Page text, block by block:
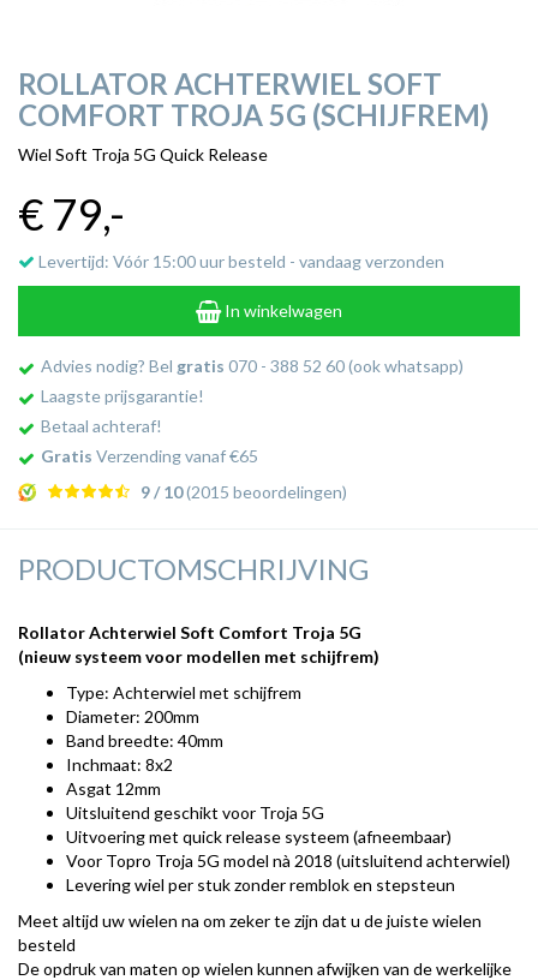
ROLLATOR ACHTERWIEL SOFT
COMFORT TROJA 5G (SCHIJFREM)
Wiel Soft Troja 5G Quick Release
€ 79,-
Levertijd: Vóór 15:00 uur besteld - vandaag verzonden
In winkelwagen
Advies nodig? Bel gratis 070 - 388 52 60 (ook whatsapp)
Laagste prijsgarantie!
Betaal achteraf!
Gratis Verzending vanaf €65
9 / 10(2015 beoordelingen)
PRODUCTOMSCHRIJVING
Rollator Achterwiel Soft Comfort Troja 5G
(nieuw systeem voor modellen met schijfrem)
Type: Achterwiel met schijfrem
Diameter: 200mm
Band breedte: 40mm
Inchmaat: 8x2
Asgat 12mm
Uitsluitend geschikt voor Troja 5G
Uitvoering met quick release systeem (afneembaar)
Voor Topro Troja 5G model nà 2018 (uitsluitend achterwiel)
Levering wiel per stuk zonder remblok en stepsteun
Meet altijd uw wielen na om zeker te zijn dat u de juiste wielen
besteld
De opdruk van maten op wielen kunnen afwijken van de werkelijke